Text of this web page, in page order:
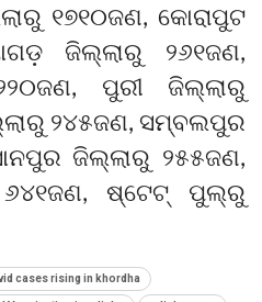
୧୭୧୦ଜଣ, କୋରାପୁଟ
ଜିଲ୍ଲାରୁ ୨୬୧ଜଣ,
ପୁରୀ ଜିଲ୍ଲାରୁ
୨୪୫ଜଣ, ସମ୍ବଲପୁର
ଜିଲ୍ଲାରୁ ୨୫୫ଜଣ,
ଷ୍ଟେଟ୍‌ ପୁଲ୍‌ରୁ
cases rising in khordha